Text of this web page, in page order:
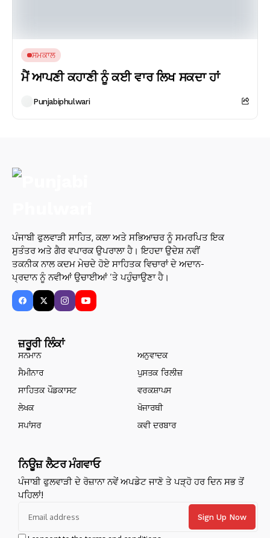
ਸਮਕਾਲ
ਮੈਂ ਆਪਣੀ ਕਹਾਣੀ ਨੂੰ ਕਈ ਵਾਰ ਲਿਖ ਸਕਦਾ ਹਾਂ
Punjabiphulwari
ਪੰਜਾਬੀ ਫੁਲਵਾੜੀ ਸਾਹਿਤ, ਕਲਾ ਅਤੇ ਸਭਿਆਚਰ ਨੂੰ ਸਮਰਪਿਤ ਇਕ
ਸੁਤੰਤਰ ਅਤੇ ਗੈਰ ਵਪਾਰਕ ਉਪਰਾਲਾ ਹੈ। ਇਹਦਾ ਉਦੇਸ਼ ਨਵੀਂ
ਤਕਨੀਕ ਨਾਲ ਕਦਮ ਮੇਚਦੇ ਹੋਏ ਸਾਹਿਤਕ ਵਿਚਾਰਾਂ ਦੇ ਅਦਾਨ-
ਪ੍ਰਦਾਨ ਨੂੰ ਨਵੀਆਂ ਉਚਾਈਆਂ ’ਤੇ ਪਹੁੰਚਾਉਣਾ ਹੈ।
ਜ਼ਰੂਰੀ ਲਿੰਕਾਂ
ਸਨਮਾਨ
ਅਨੁਵਾਦਕ
ਸੈਮੀਨਾਰ
ਪੁਸਤਕ ਰਿਲੀਜ਼
ਸਾਹਿਤਕ ਪੌਡਕਾਸਟ
ਵਰਕਸ਼ਾਪਸ
ਲੇਖਕ
ਖੋਜਾਰਥੀ
ਸਪਾਂਸਰ
ਕਵੀ ਦਰਬਾਰ
ਨਿਊਜ਼ ਲੈਟਰ ਮੰਗਵਾਓ
ਪੰਜਾਬੀ ਫੁਲਵਾੜੀ ਦੇ ਰੋਜ਼ਾਨਾ ਨਵੇਂ ਅਪਡੇਟ ਜਾਣੋ ਤੇ ਪੜ੍ਹੋ ਹਰ ਦਿਨ ਸਭ ਤੋਂ
ਪਹਿਲਾਂ!